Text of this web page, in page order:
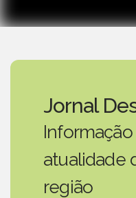
Jornal
atualidade
região